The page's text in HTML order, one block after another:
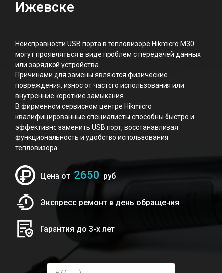
Ижевске
Неисправности USB порта в тепловизоре Hikmicro M30
могут проявляться в виде проблем с передачей данных
или зарядкой устройства.
Причинами для замены являются физические
повреждения, износ от частого использования или
внутренние короткие замыкания.
В фирменном сервисном центре Hikmicro
квалифицированные специалисты способны быстро и
эффективно заменить USB порт, восстанавливая
функциональность и удобство использования
тепловизора.
Цена от 2650 руб
Экспресс ремонт в день обращения
Гарантия до 3-х лет